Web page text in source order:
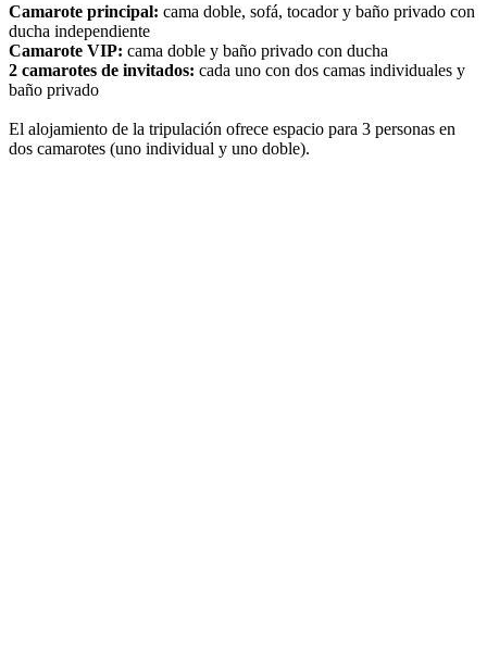
Camarote principal: cama doble, sofá, tocador y baño privado con
ducha independiente
Camarote VIP: cama doble y baño privado con ducha
2 camarotes de invitados: cada uno con dos camas individuales y
baño privado
El alojamiento de la tripulación ofrece espacio para 3 personas en
dos camarotes (uno individual y uno doble).